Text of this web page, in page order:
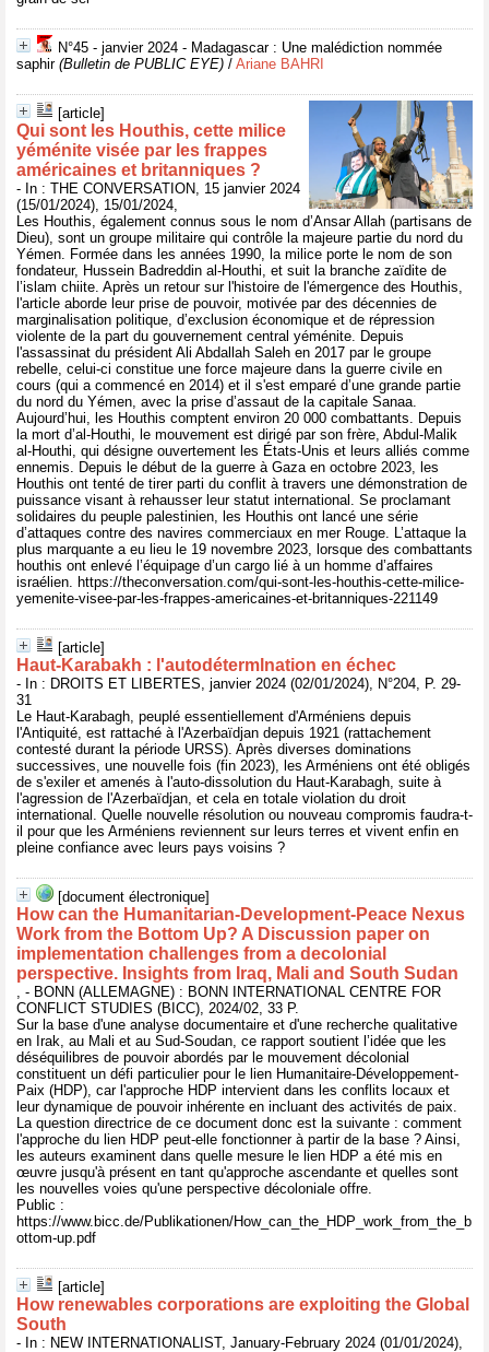
N°45 - janvier 2024 - Madagascar : Une malédiction nommée
saphir(Bulletin de PUBLIC EYE) / Ariane BAHRI
[article]
Qui sont les Houthis, cette milice
yéménite visée par les frappes
américaines et britanniques ?
- In : THE CONVERSATION, 15 janvier 2024
(15/01/2024), 15/01/2024,
Les Houthis, également connus sous le nom d’Ansar Allah (partisans de
Dieu), sont un groupe militaire qui contrôle la majeure partie du nord du
Yémen. Formée dans les années 1990, la milice porte le nom de son
fondateur, Hussein Badreddin al-Houthi, et suit la branche zaïdite de
l’islam chiite. Après un retour sur l'histoire de l'émergence des Houthis,
l'article aborde leur prise de pouvoir, motivée par des décennies de
marginalisation politique, d’exclusion économique et de répression
violente de la part du gouvernement central yéménite. Depuis
l'assassinat du président Ali Abdallah Saleh en 2017 par le groupe
rebelle, celui-ci constitue une force majeure dans la guerre civile en
cours (qui a commencé en 2014) et il s'est emparé d’une grande partie
du nord du Yémen, avec la prise d’assaut de la capitale Sanaa.
Aujourd’hui, les Houthis comptent environ 20 000 combattants. Depuis
la mort d’al-Houthi, le mouvement est dirigé par son frère, Abdul-Malik
al-Houthi, qui désigne ouvertement les États-Unis et leurs alliés comme
ennemis. Depuis le début de la guerre à Gaza en octobre 2023, les
Houthis ont tenté de tirer parti du conflit à travers une démonstration de
puissance visant à rehausser leur statut international. Se proclamant
solidaires du peuple palestinien, les Houthis ont lancé une série
d’attaques contre des navires commerciaux en mer Rouge. L’attaque la
plus marquante a eu lieu le 19 novembre 2023, lorsque des combattants
houthis ont enlevé l’équipage d’un cargo lié à un homme d’affaires
israélien. https://theconversation.com/qui-sont-les-houthis-cette-milice-
yemenite-visee-par-les-frappes-americaines-et-britanniques-221149
[article]
Haut-Karabakh : l'autodétermlnation en échec
- In : DROITS ET LIBERTES, janvier 2024 (02/01/2024), N°204, P. 29-
31
Le Haut-Karabagh, peuplé essentiellement d'Arméniens depuis
l'Antiquité, est rattaché à l'Azerbaïdjan depuis 1921 (rattachement
contesté durant la période URSS). Après diverses dominations
successives, une nouvelle fois (fin 2023), les Arméniens ont été obligés
de s'exiler et amenés à l'auto-dissolution du Haut-Karabagh, suite à
l'agression de l'Azerbaïdjan, et cela en totale violation du droit
international. Quelle nouvelle résolution ou nouveau compromis faudra-t-
il pour que les Arméniens reviennent sur leurs terres et vivent enfin en
pleine confiance avec leurs pays voisins ?
[document électronique]
How can the Humanitarian-Development-Peace Nexus
Work from the Bottom Up? A Discussion paper on
implementation challenges from a decolonial
perspective. Insights from Iraq, Mali and South Sudan
, - BONN (ALLEMAGNE) : BONN INTERNATIONAL CENTRE FOR
CONFLICT STUDIES (BICC), 2024/02, 33 P.
Sur la base d'une analyse documentaire et d'une recherche qualitative
en Irak, au Mali et au Sud-Soudan, ce rapport soutient l’idée que les
déséquilibres de pouvoir abordés par le mouvement décolonial
constituent un défi particulier pour le lien Humanitaire-Développement-
Paix (HDP), car l'approche HDP intervient dans les conflits locaux et
leur dynamique de pouvoir inhérente en incluant des activités de paix.
La question directrice de ce document donc est la suivante : comment
l'approche du lien HDP peut-elle fonctionner à partir de la base ? Ainsi,
les auteurs examinent dans quelle mesure le lien HDP a été mis en
œuvre jusqu'à présent en tant qu'approche ascendante et quelles sont
les nouvelles voies qu'une perspective décoloniale offre.
Public :
https://www.bicc.de/Publikationen/How_can_the_HDP_work_from_the_b
ottom-up.pdf
[article]
How renewables corporations are exploiting the Global
South
- In : NEW INTERNATIONALIST, January-February 2024 (01/01/2024),